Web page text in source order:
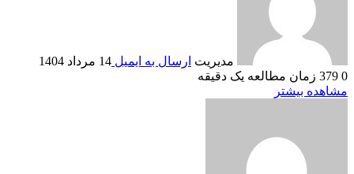
مدیریت ارسال به ایمیل 14 مرداد 1404
0
زمان مطالعه یک دقیقه
مشاهده بیشتر